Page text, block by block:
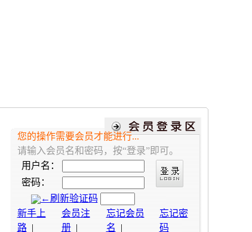
您的操作需要会员才能进行...
请输入会员名和密码，按“登录”即可。
用户名：
密码：
←刷新验证码
新手上
路|
会员注
册|
忘记会员
名 |
忘记密
码